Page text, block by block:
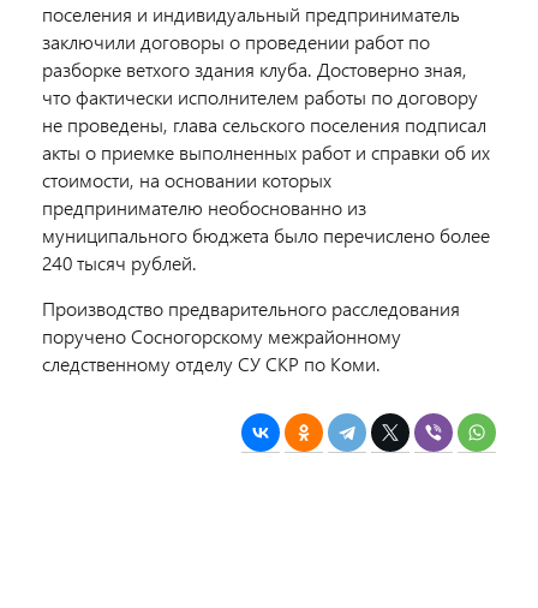
поселения и индивидуальный предприниматель
заключили договоры о проведении работ по
разборке ветхого здания клуба. Достоверно зная,
что фактически исполнителем работы по договору
не проведены, глава сельского поселения подписал
акты о приемке выполненных работ и справки об их
стоимости, на основании которых
предпринимателю необоснованно из
муниципального бюджета было перечислено более
240 тысяч рублей.
Производство предварительного расследования
поручено Сосногорскому межрайонному
следственному отделу СУ СКР по Коми.